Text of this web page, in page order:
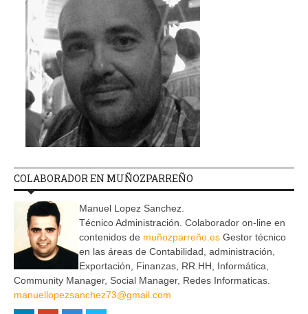
COLABORADOR EN MUÑOZPARREÑO
Manuel Lopez Sanchez.
Técnico Administración. Colaborador on-line en
contenidos de muñozparreño.es Gestor técnico
en las áreas de Contabilidad, administración,
Exportación, Finanzas, RR.HH, Informática,
Community Manager, Social Manager, Redes Informaticas.
manuellopezsanchez73@gmail.com